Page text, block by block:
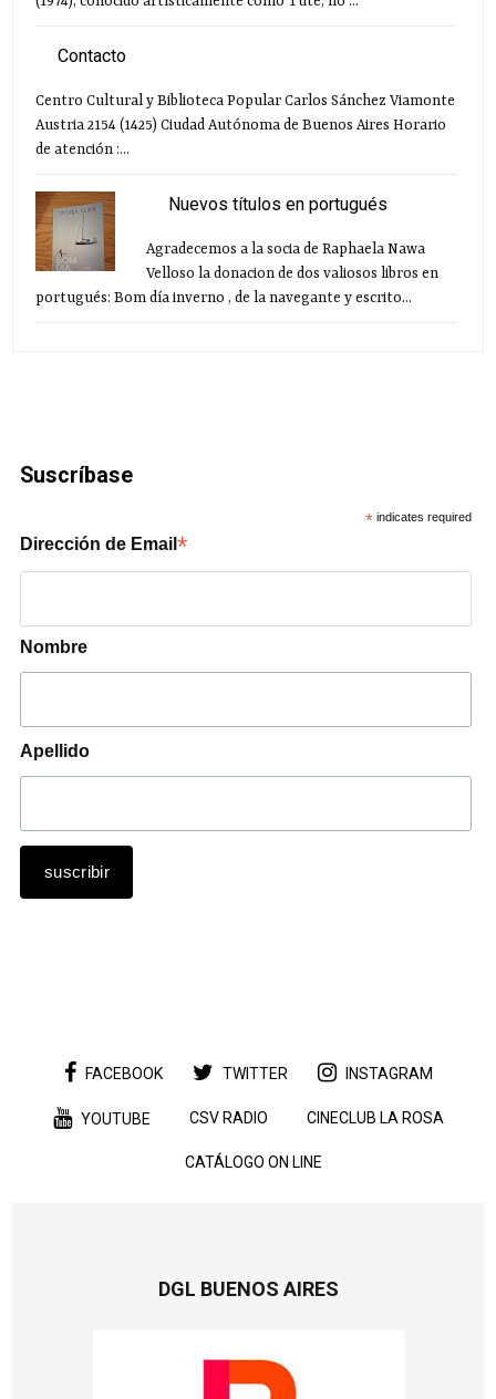
Contacto
Centro Cultural y Biblioteca Popular Carlos Sánchez Viamonte
Austria 2154 (1425) Ciudad Autónoma de Buenos Aires Horario
de atención :...
Nuevos títulos en portugués
Agradecemos a la socia de Raphaela Nawa
Velloso la donacion de dos valiosos libros en
portugués: Bom día inverno , de la navegante y escrito...
Suscríbase
* indicates required
Dirección de Email*
Nombre
Apellido
FACEBOOK TWITTER INSTAGRAM
YOUTUBE CSV RADIO CINECLUB LA ROSA
CATÁLOGO ON LINE
DGL BUENOS AIRES